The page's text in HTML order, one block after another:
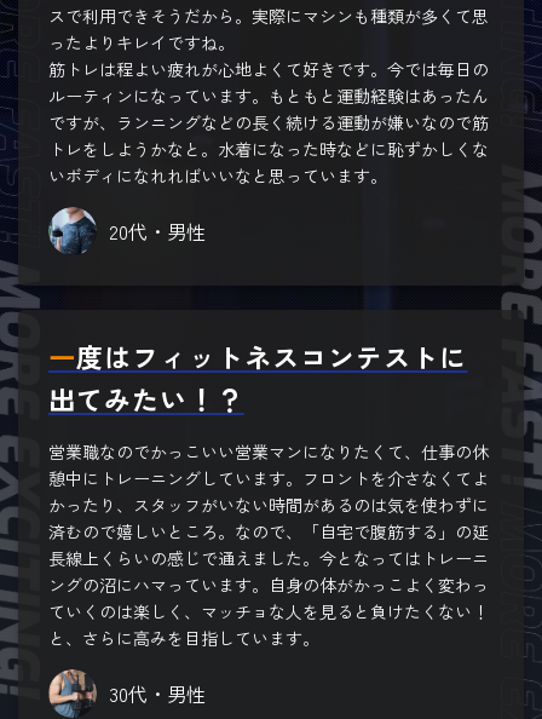
スで利用できそうだから。実際にマシンも種類が多くて思
ったよりキレイですね。
筋トレは程よい疲れが心地よくて好きです。今では毎日の
ルーティンになっています。もともと運動経験はあったん
ですが、ランニングなどの長く続ける運動が嫌いなので筋
トレをしようかなと。水着になった時などに恥ずかしくな
いボディになれればいいなと思っています。
20代・男性
一度はフィットネスコンテストに
出てみたい！？
営業職なのでかっこいい営業マンになりたくて、仕事の休
憩中にトレーニングしています。フロントを介さなくてよ
かったり、スタッフがいない時間があるのは気を使わずに
済むので嬉しいところ。なので、「自宅で腹筋する」の延
長線上くらいの感じで通えました。今となってはトレーニ
ングの沼にハマっています。自身の体がかっこよく変わっ
ていくのは楽しく、マッチョな人を見ると負けたくない！
と、さらに高みを目指しています。
30代・男性